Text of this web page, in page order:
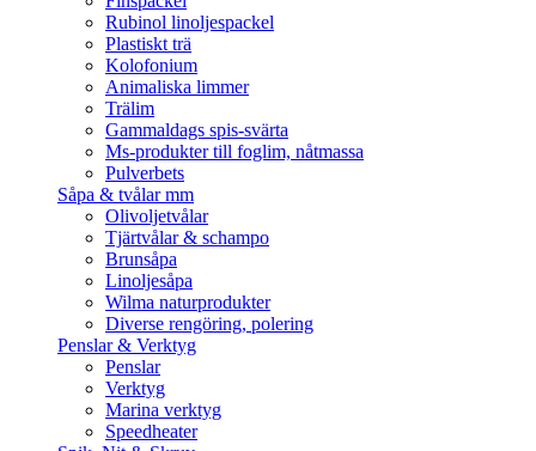
Rubinol linoljespackel
Plastiskt trä
Kolofonium
Animaliska limmer
Trälim
Gammaldags spis-svärta
Ms-produkter till foglim, nåtmassa
Pulverbets
Såpa & tvålar mm
Olivoljetvålar
Tjärtvålar & schampo
Brunsåpa
Linoljesåpa
Wilma naturprodukter
Diverse rengöring, polering
Penslar & Verktyg
Penslar
Verktyg
Marina verktyg
Speedheater